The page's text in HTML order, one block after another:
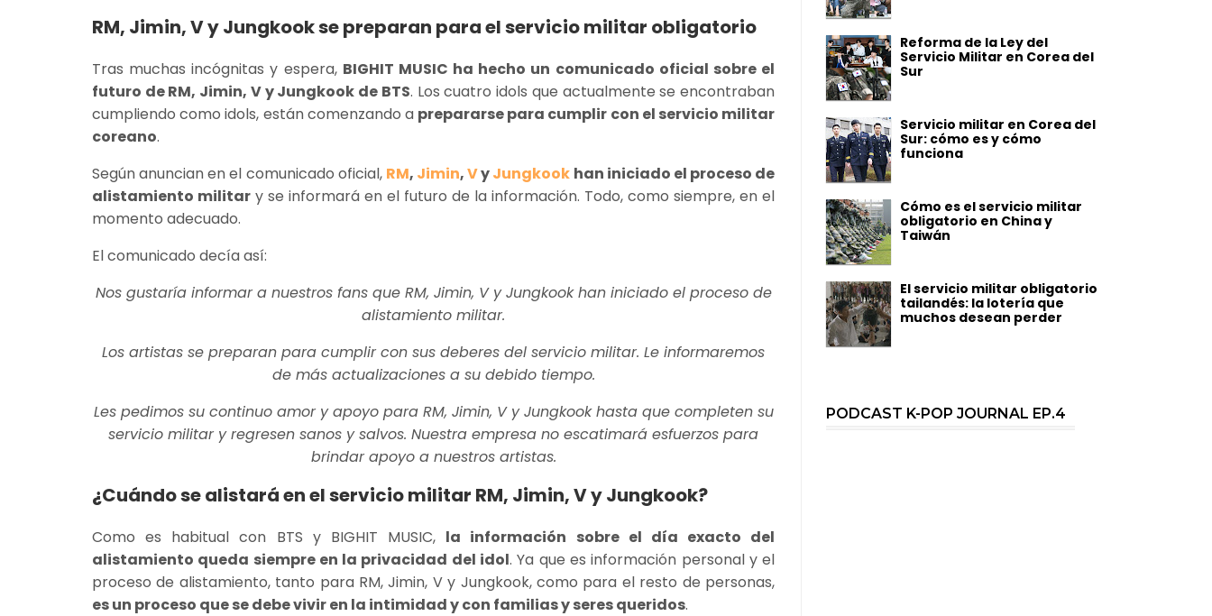
RM, Jimin, V y Jungkook se preparan para el servicio militar obligatorio
Tras muchas incógnitas y espera, BIGHIT MUSIC ha hecho un comunicado oficial sobre el
futuro de RM, Jimin, V y Jungkook de BTS. Los cuatro idols que actualmente se encontraban
cumpliendo como idols, están comenzando a prepararse para cumplir con el servicio militar
coreano.
Según anuncian en el comunicado oficial, RM, Jimin,VyJungkook han iniciado el proceso de
alistamiento militar y se informará en el futuro de la información. Todo, como siempre, en el
momento adecuado.
El comunicado decía así:
Nos gustaría informar a nuestros fans que RM, Jimin, V y Jungkook han iniciado el proceso de
alistamiento militar.
Los artistas se preparan para cumplir con sus deberes del servicio militar. Le informaremos
de más actualizaciones a su debido tiempo.
Les pedimos su continuo amor y apoyo para RM, Jimin, V y Jungkook hasta que completen su
servicio militar y regresen sanos y salvos. Nuestra empresa no escatimará esfuerzos para
brindar apoyo a nuestros artistas.
¿Cuándo se alistará en el servicio militar RM, Jimin, V y Jungkook?
Como es habitual con BTS y BIGHIT MUSIC, la información sobre el día exacto del
alistamiento queda siempre en la privacidad del idol. Ya que es información personal y el
proceso de alistamiento, tanto para RM, Jimin, V y Jungkook, como para el resto de personas,
es un proceso que se debe vivir en la intimidad y con familias y seres queridos.
Reforma de la Ley del
Servicio Militar en Corea del
Sur
Servicio militar en Corea del
Sur: cómo es y cómo
funciona
Cómo es el servicio militar
obligatorio en China y
Taiwán
El servicio militar obligatorio
tailandés: la lotería que
muchos desean perder
PODCAST K-POP JOURNAL EP.4